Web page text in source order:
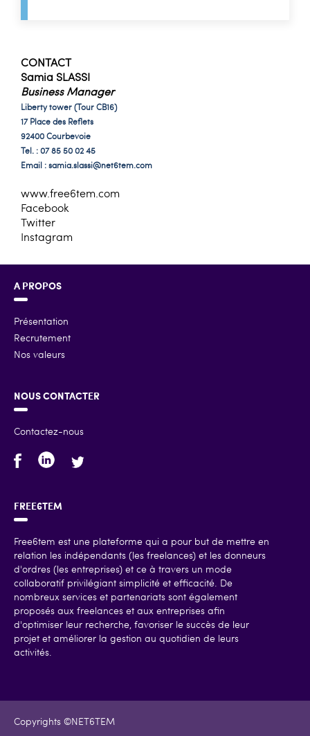
CONTACT
Samia SLASSI
Business Manager
Liberty tower (Tour CB16)
17 Place des Reflets
92400 Courbevoie
Tel. : 07 85 50 02 45
Email :samia.slassi@net6tem.com
www.free6tem.com
Facebook
Twitter
Instagram
A PROPOS
Présentation
Recrutement
Nos valeurs
NOUS CONTACTER
Contactez-nous
FREE6TEM
Free6tem est une plateforme qui a pour but de mettre en
relation les indépendants (les freelances) et les donneurs
d'ordres (les entreprises) et ce à travers un mode
collaboratif privilégiant simplicité et efficacité. De
nombreux services et partenariats sont également
proposés aux freelances et aux entreprises afin
d'optimiser leur recherche, favoriser le succès de leur
projet et améliorer la gestion au quotidien de leurs
activités.
Copyrights ©NET6TEM